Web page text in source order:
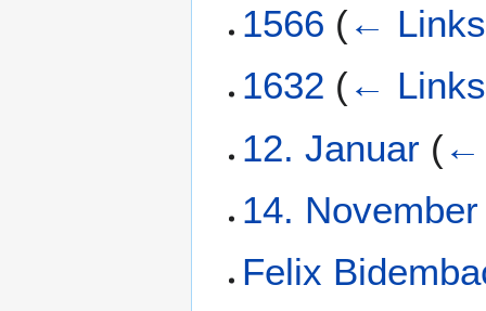
1566 (← Links
1632 (← Links
12. Januar (←
14. November
Felix